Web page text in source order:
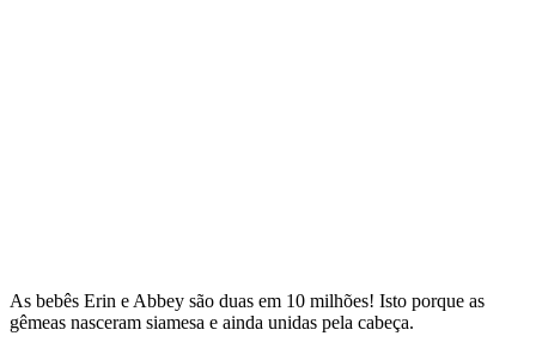
As bebês Erin e Abbey são duas em 10 milhões! Isto porque as
gêmeas nasceram siamesa e ainda unidas pela cabeça.